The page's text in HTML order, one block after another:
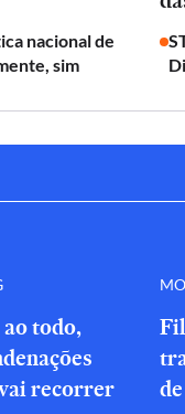
nacional de
sim
todo,
recorrer